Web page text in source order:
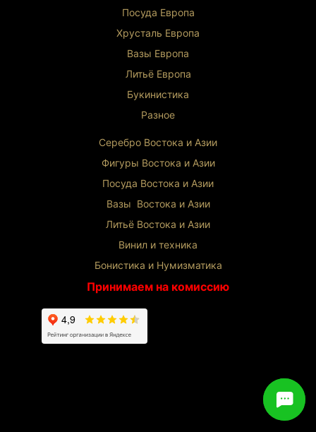
Посуда Европа
Хрусталь Европа
Вазы Европа
Литьё Европа
Букинистика
Разное
Серебро Востока и Азии
Фигуры Востока и Азии
Посуда Востока и Азии
Вазы Востока и Азии
Литьё Востока и Азии
Винил и техника
Бонистика и Нумизматика
Принимаем на комиссию